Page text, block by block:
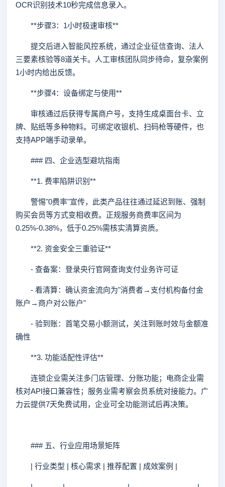
OCR识别技术10秒完成信息录入。
**步骤3：1小时极速审核**
提交后进入智能风控系统，通过企业征信查询、法人
三要素核验等8道关卡。人工审核团队同步待命，复杂案例
1小时内给出反馈。
**步骤4：设备绑定与使用**
审核通过后获得专属商户号，支持生成桌面台卡、立
牌、贴纸等多种物料。可绑定收银机、扫码枪等硬件，也
支持APP端手动录单。
### 四、企业选型避坑指南
**1. 费率陷阱识别**
警惕"0费率"宣传，此类产品往往通过延迟到账、强制
购买会员等方式变相收费。正规服务商费率区间为
0.25%-0.38%，低于0.25%需核实清算资质。
**2. 资金安全三重验证**
- 查备案：登录央行官网查询支付业务许可证
- 看清算：确认资金流向为"消费者→支付机构备付金
账户→商户对公账户"
- 验到账：首笔交易小额测试，关注到账时效与金额准
确性
**3. 功能适配性评估**
连锁企业需关注多门店管理、分账功能；电商企业需
核对API接口兼容性；服务业需考察会员系统对接能力。广
力云提供7天免费试用，企业可全功能测试后再决策。
### 五、行业应用场景矩阵
| 行业类型 | 核心需求 | 推荐配置 | 成效案例 |